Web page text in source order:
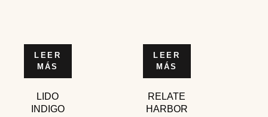
LEER
MÁS
LIDO
INDIGO
LEER
MÁS
RELATE
HARBOR